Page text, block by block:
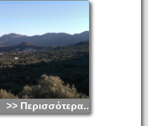
>> Περισσότερα...